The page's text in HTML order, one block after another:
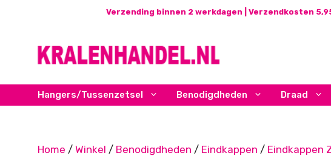
Verzending binnen 2 werkdagen | Verzendkosten
Hangers/Tussenzetsel Benodigdheden Draad
Home / Winkel / Benodigdheden / Eindkappen / Eindkappen